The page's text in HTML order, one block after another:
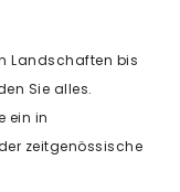
Landschaften bis
Sie alles.
ein in
zeitgenössische